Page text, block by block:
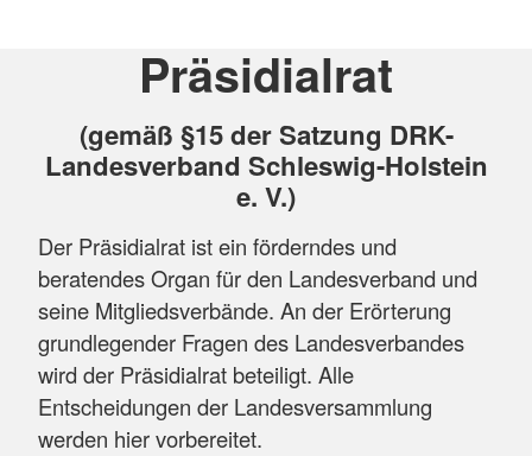
Präsidialrat
(gemäß §15 der Satzung DRK-
Landesverband Schleswig-Holstein
e. V.)
Der Präsidialrat ist ein förderndes und
beratendes Organ für den Landesverband und
seine Mitgliedsverbände. An der Erörterung
grundlegender Fragen des Landesverbandes
wird der Präsidialrat beteiligt. Alle
Entscheidungen der Landesversammlung
werden hier vorbereitet.